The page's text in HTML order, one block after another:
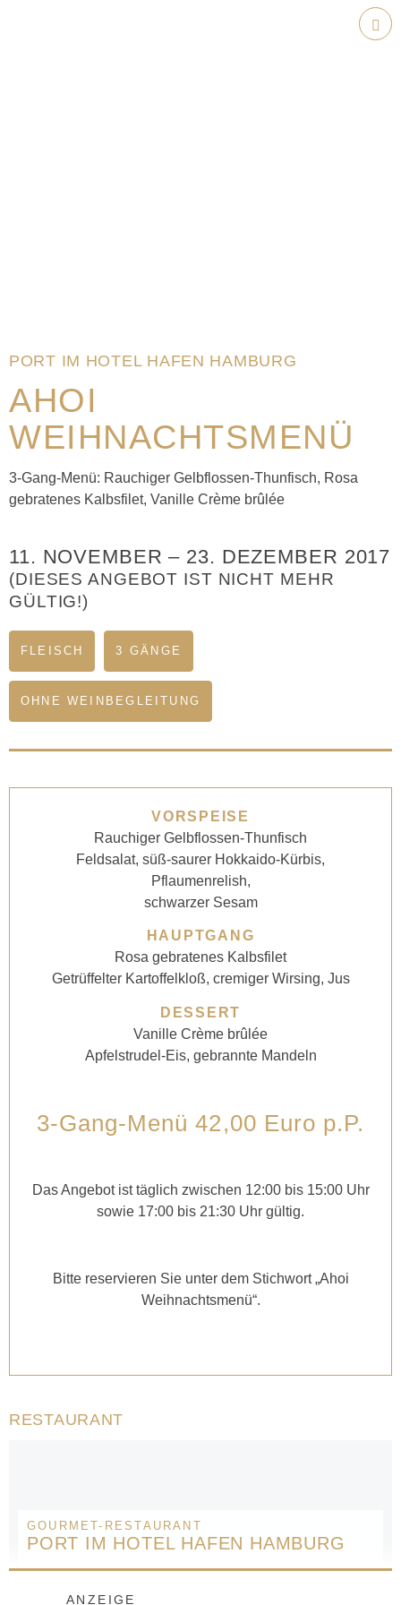
PORT IM HOTEL HAFEN HAMBURG
AHOI
WEIHNACHTSMENÜ
3-Gang-Menü: Rauchiger Gelbflossen-Thunfisch, Rosa
gebratenes Kalbsfilet, Vanille Crème brûlée
11. NOVEMBER – 23. DEZEMBER 2017
(DIESES ANGEBOT IST NICHT MEHR
GÜLTIG!)
FLEISCH 3 GÄNGE
OHNE WEINBEGLEITUNG
VORSPEISE
Rauchiger Gelbflossen-Thunfisch
Feldsalat, süß-saurer Hokkaido-Kürbis,
Pflaumenrelish,
schwarzer Sesam
HAUPTGANG
Rosa gebratenes Kalbsfilet
Getrüffelter Kartoffelkloß, cremiger Wirsing, Jus
DESSERT
Vanille Crème brûlée
Apfelstrudel-Eis, gebrannte Mandeln
3-Gang-Menü 42,00 Euro p.P.
Das Angebot ist täglich zwischen 12:00 bis 15:00 Uhr
sowie 17:00 bis 21:30 Uhr gültig.
Bitte reservieren Sie unter dem Stichwort „Ahoi
Weihnachtsmenü“.
RESTAURANT
GOURMET-RESTAURANT
PORT IM HOTEL HAFEN HAMBURG
ANZEIGE